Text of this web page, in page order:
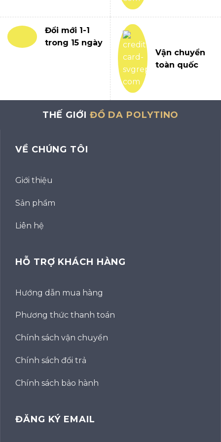
Đổi mới 1-1
trong 15 ngày
Vận chuyển
toàn quốc
THẾ GIỚI ĐỒ DA POLYTINO
VỀ CHÚNG TÔI
Giới thiệu
Sản phẩm
Liên hệ
HỖ TRỢ KHÁCH HÀNG
Hướng dẫn mua hàng
Phương thức thanh toán
Chính sách vận chuyển
Chính sách đổi trả
Chính sách bảo hành
ĐĂNG KÝ EMAIL